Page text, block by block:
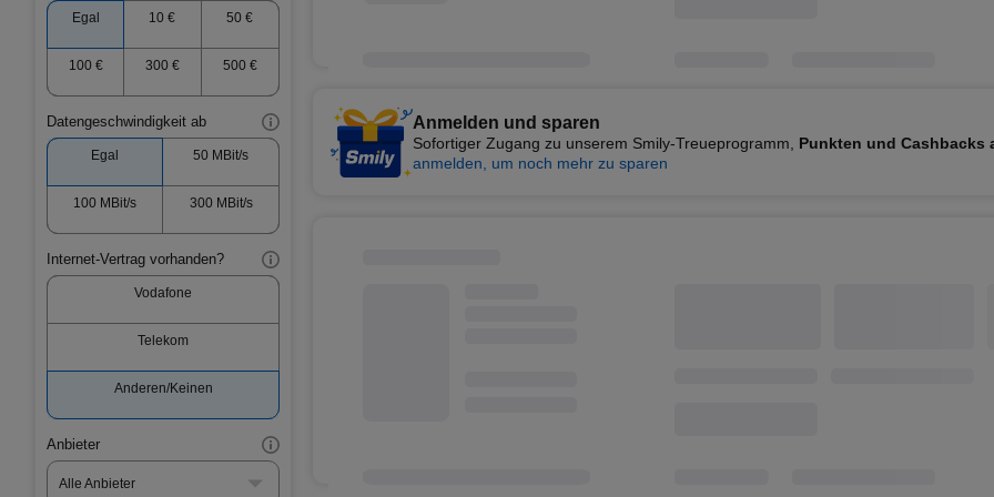
Egal 10 € 50 €
100 € 300 € 500 €
Datengeschwindigkeit ab
Egal 50 MBit/s
100 MBit/s 300 MBit/s
Internet-Vertrag vorhanden?
Vodafone
Telekom
Anderen/Keinen
Anbieter
Alle Anbieter
Anmelden und sparen
Sofortiger Zugang zu unserem Smily-Treueprogramm, Punkten und Cashbacks
anmelden, um noch mehr zu sparen